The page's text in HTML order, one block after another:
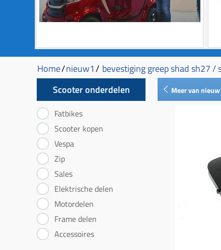
Home/nieuw1/ bevestiging greep shad sh27 /
Scooter onderdelen
Fatbikes
Scooter kopen
Vespa
Zip
Sales
Elektrische delen
Motordelen
Frame delen
Accessoires
Meer van